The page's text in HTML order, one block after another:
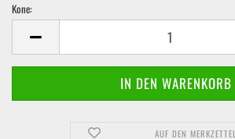
Kone:
AUF DEN MERKZETTEL